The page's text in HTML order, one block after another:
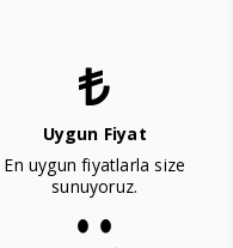
Uygun Fiyat
En uygun fiyatlarla size
sunuyoruz.